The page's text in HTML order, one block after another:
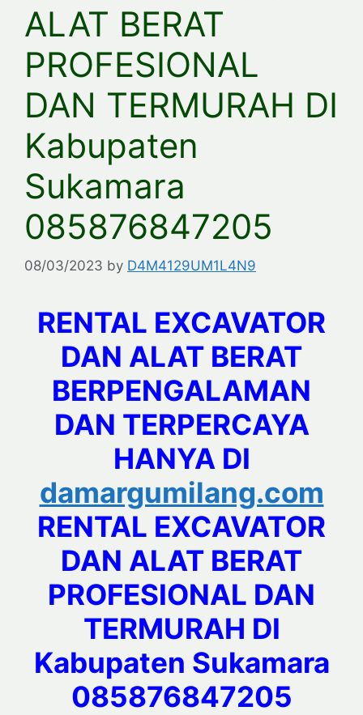
ALAT BERAT
PROFESIONAL
DAN TERMURAH DI
Kabupaten
Sukamara
085876847205
08/03/2023 by D4M4129UM1L4N9
RENTAL EXCAVATOR
DAN ALAT BERAT
BERPENGALAMAN
DAN TERPERCAYA
HANYA DI
damargumilang.com
RENTAL EXCAVATOR
DAN ALAT BERAT
PROFESIONAL DAN
TERMURAH DI
Kabupaten Sukamara
085876847205